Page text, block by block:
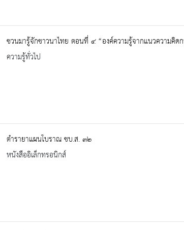
ชวนมารู้จักชาวนาไทย ตอนที่ ๔ “องค์ความรู้จากแนวความ
ความรู้ทั่วไป
ตำรายาแผนโบราณ ชบ.ส. ๓๒
หนังสืออิเล็กทรอนิกส์